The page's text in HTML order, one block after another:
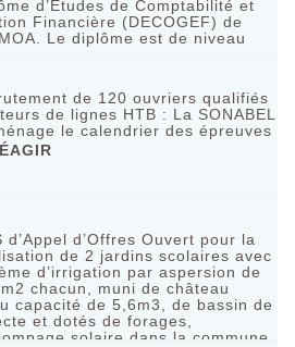
d’Etudes de Comptabilité et
Financière (DECOGEF) de
Le diplôme est de niveau
de 120 ouvriers qualifiés
de lignes HTB : La SONABEL
le calendrier des épreuves
d’Appel d’Offres Ouvert pour la
de 2 jardins scolaires avec
d’irrigation par aspersion de
chacun, muni de château
capacité de 5,6m3, de bassin de
et dotés de forages,
solaire dans la commune